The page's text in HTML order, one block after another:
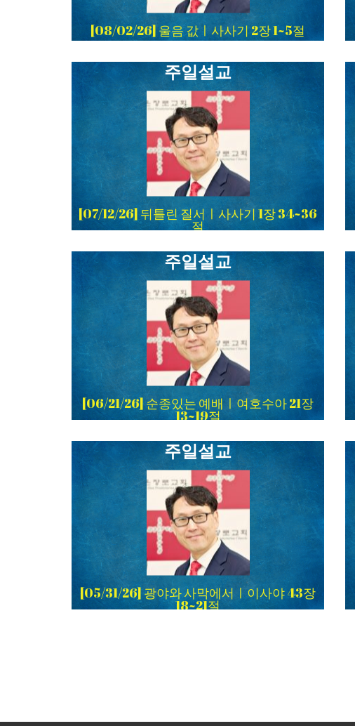
[08/02/26] 울음 값ㅣ사사기 2장 1~5절
주일설교
[07/12/26] 뒤틀린 질서ㅣ사사기 1장 34~36
절
주일설교
[06/21/26] 순종있는 예배ㅣ여호수아 21장
13~19절
주일설교
[05/31/26] 광야와 사막에서ㅣ이사야 43장
18~21절